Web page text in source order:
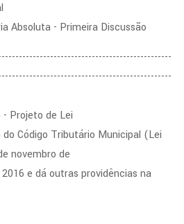
Absoluta - Primeira Discussão
Projeto de Lei
Código Tributário Municipal (Lei
novembro de
e dá outras providências na